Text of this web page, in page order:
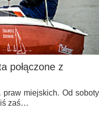
połączone z
miejskich. Od soboty
zaś…